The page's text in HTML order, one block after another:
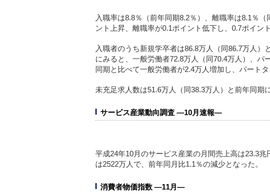
入職率は8.8％（前年同期8.2％）、離職率は8.1％
ント上昇、離職率が0.1ポイント低下し、0.7ポイン
入職者のうち新規学卒者は86.8万人（同86.7万人）
にみると、一般労働者72.8万人（同70.4万人）、パ
同期と比べて一般労働者が2.4万人増加し、パート
未充足求人数は51.6万人（同38.3万人）と前年同期
サービス産業動向調査 ―10月速報―
平成24年10月のサービス産業の月間売上高は23.3
は2522万人で、前年同月比1.1％の減少となった。
消費者物価指数 ―11月―